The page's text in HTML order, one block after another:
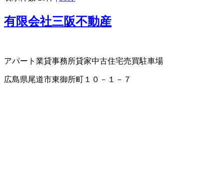
有限会社三阪不動産
アパート業貸事務所貸家中古住宅売買駐車場
広島県尾道市東御所町１０－１－７